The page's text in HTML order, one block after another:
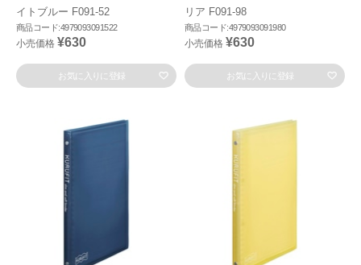
イトブルー F091-52
商品コード:4979093091522
小売価格 ¥630
お気に入りに登録
リア F091-98
商品コード:4979093091980
小売価格 ¥630
お気に入りに登録